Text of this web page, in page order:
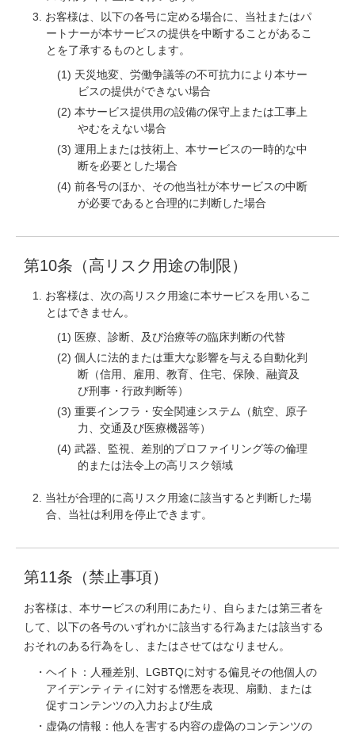
お客様は、以下の各号に定める場合に、当社またはパ
ートナーが本サービスの提供を中断することがあるこ
とを了承するものとします。
天災地変、労働争議等の不可抗力により本サー
ビスの提供ができない場合
本サービス提供用の設備の保守上または工事上
やむをえない場合
運用上または技術上、本サービスの一時的な中
断を必要とした場合
前各号のほか、その他当社が本サービスの中断
が必要であると合理的に判断した場合
第10条（高リスク用途の制限）
お客様は、次の高リスク用途に本サービスを用いるこ
とはできません。
医療、診断、及び治療等の臨床判断の代替
個人に法的または重大な影響を与える自動化判
断（信用、雇用、教育、住宅、保険、融資及
び刑事・行政判断等）
重要インフラ・安全関連システム（航空、原子
力、交通及び医療機器等）
武器、監視、差別的プロファイリング等の倫理
的または法令上の高リスク領域
当社が合理的に高リスク用途に該当すると判断した場
合、当社は利用を停止できます。
第11条（禁止事項）
お客様は、本サービスの利用にあたり、自らまたは第三者を
して、以下の各号のいずれかに該当する行為または該当する
おそれのある行為をし、またはさせてはなりません。
ヘイト：人種差別、LGBTQに対する偏見その他個人の
アイデンティティに対する憎悪を表現、扇動、または
促すコンテンツの入力および生成
虚偽の情報：他人を害する内容の虚偽のコンテンツの